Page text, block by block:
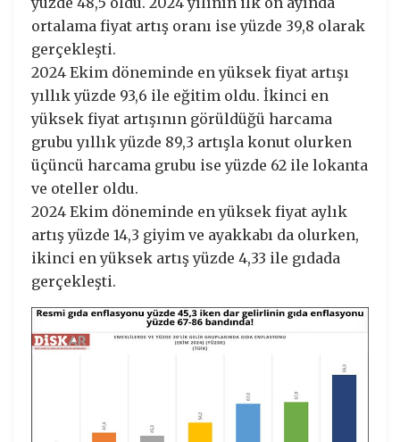
ortalama fiyat artış oranı ise yüzde 39,8 olarak
gerçekleşti.
2024 Ekim döneminde en yüksek fiyat artışı
yıllık yüzde 93,6 ile eğitim oldu. İkinci en
yüksek fiyat artışının görüldüğü harcama
grubu yıllık yüzde 89,3 artışla konut olurken
üçüncü harcama grubu ise yüzde 62 ile lokanta
ve oteller oldu.
2024 Ekim döneminde en yüksek fiyat aylık
artış yüzde 14,3 giyim ve ayakkabı da olurken,
ikinci en yüksek artış yüzde 4,33 ile gıdada
gerçekleşti.